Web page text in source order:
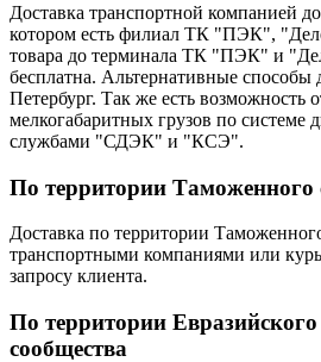
Доставка транспортной компанией
котором есть филиал ТК "ПЭК",
товара до терминала ТК "ПЭК" и
бесплатна. Альтернативные способы
Петербург. Так же есть возможность
мелкогабаритных грузов по системе
службами "СДЭК" и "КСЭ".
По территории Таможенного
Доставка по территории
транспортными компаниями или
запросу клиента.
По территории
сообщества